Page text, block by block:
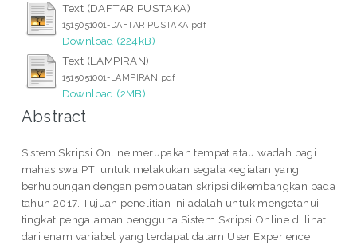
Text (DAFTAR PUSTAKA)
1515051001-DAFTAR PUSTAKA.pdf
Download (224kB)
Text (LAMPIRAN)
1515051001-LAMPIRAN.pdf
Download (2MB)
Abstract
Sistem Skripsi Online merupakan tempat atau wadah bagi
mahasiswa PTI untuk melakukan segala kegiatan yang
berhubungan dengan pembuatan skripsi dikembangkan pada
tahun 2017. Tujuan penelitian ini adalah untuk mengetahui
tingkat pengalaman pengguna Sistem Skripsi Online di lihat
dari enam variabel yang terdapat dalam User Experience